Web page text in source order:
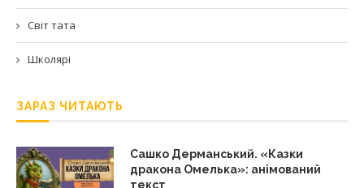
Світ тата
Школярі
ЗАРАЗ ЧИТАЮТЬ
Сашко Дерманський. «Казки
дракона Омелька»: анімований
текст